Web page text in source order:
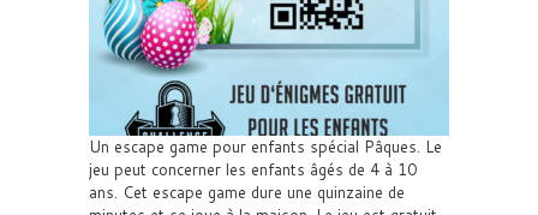
Un escape game pour enfants spécial Pâques. Le
jeu peut concerner les enfants âgés de 4 à 10
ans. Cet escape game dure une quinzaine de